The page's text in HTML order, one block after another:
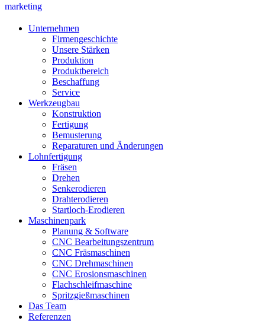
marketing
Unternehmen
Firmengeschichte
Unsere Stärken
Produktion
Produktbereich
Beschaffung
Service
Werkzeugbau
Konstruktion
Fertigung
Bemusterung
Reparaturen und Änderungen
Lohnfertigung
Fräsen
Drehen
Senkerodieren
Drahterodieren
Startloch-Erodieren
Maschinenpark
Planung & Software
CNC Bearbeitungszentrum
CNC Fräsmaschinen
CNC Drehmaschinen
CNC Erosionsmaschinen
Flachschleifmaschine
Spritzgießmaschinen
Das Team
Referenzen